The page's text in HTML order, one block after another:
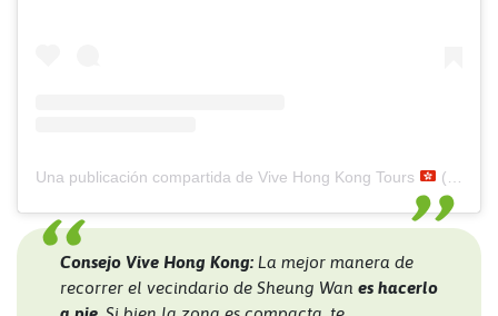
Una publicación compartida de Vive Hong Kong Tours (@vivehongkong)
Consejo Vive Hong Kong: La mejor manera de
recorrer el vecindario de Sheung Wan es hacerlo